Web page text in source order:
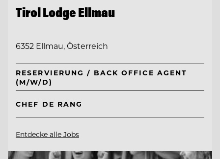
Tirol Lodge Ellmau
6352 Ellmau, Österreich
RESERVIERUNG / BACK OFFICE AGENT
(M/W/D)
CHEF DE RANG
Entdecke alle Jobs